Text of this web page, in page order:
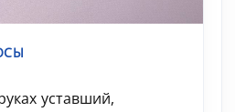
уставший,